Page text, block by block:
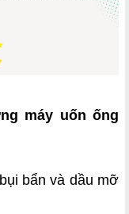
máy uốn ống
bẩn và dầu mỡ